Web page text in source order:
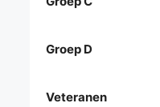
Groep D
Veteranen